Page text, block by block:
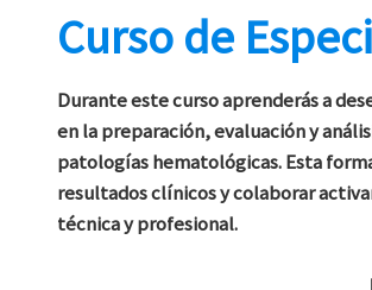
Curso de
Durante este curso aprenderás a
en la preparación, evaluación y
patologías hematológicas. Esta
resultados clínicos y colaborar
técnica y profesional.